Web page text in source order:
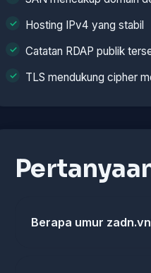
Hosting IPv4 yang stabil
Catatan RDAP publik
TLS mendukung cipher
Berapa umur